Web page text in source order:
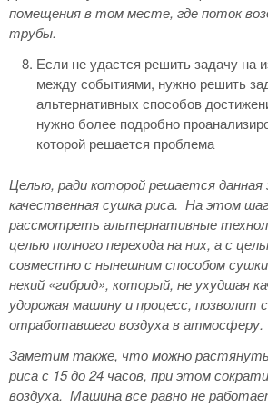
помещения в том месте, где поток
трубы.
Если не удастся решить задачу на
между событиями, нужно решить
альтернативных способов
нужно более подробно
которой решается проблема
Целью, ради которой решается данная
качественная сушка риса. На этом
рассмотреть альтернативные
целью полного перехода на них, а с
совместно с нынешним способом
некий «гибрид», который, не ухудшая
удорожая машину и процесс, позволит
отработавшего воздуха в атмосферу.
Заметим также, что можно
риса с 15 до 24 часов, при этом
воздуха. Машина все равно не